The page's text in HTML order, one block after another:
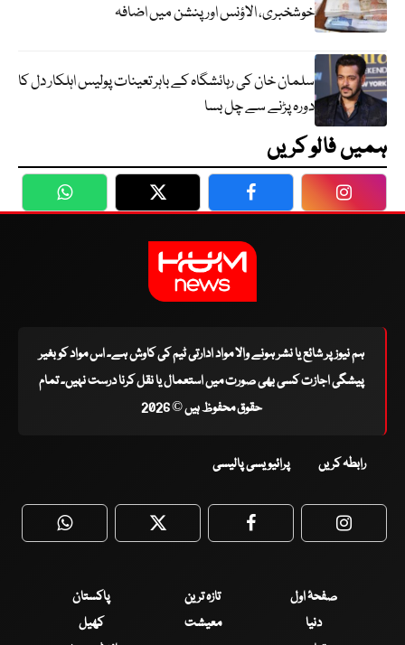
خوشخبری، الاؤنس اور پنشن میں اضافہ
سلمان خان کی رہائشگاہ کے باہر تعینات پولیس اہلکار دل کا
دورہ پڑنے سے چل بسا
ہمیں فالو کریں
WhatsApp Twitter Facebook
ہم نیوز پر شائع یا نشر ہونے والا مواد ادارتی ٹیم کی کاوش ہے۔ اس مواد کو بغیر
پیشگی اجازت کسی بھی صورت میں استعمال یا نقل کرنا درست نہیں۔ تمام
حقوق محفوظ ہیں © 2026
رابطہ کریں پرائیویسی پالیسی
WhatsApp Twitter Facebook
صفحۂ اول تازہ ترین
پاکستان
دنیا
معیشت
کھیل